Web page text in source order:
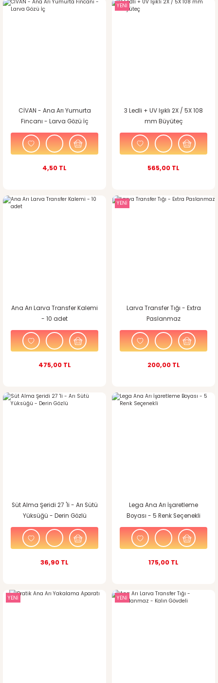
CİVAN - Ana Arı Yumurta
Fincanı - Larva Gözü İç
4,50 TL
YENİ
3 Ledli + UV Işıklı 2X / 5X 108
mm Büyüteç
565,00 TL
Ana Arı Larva Transfer Kalemi
- 10 adet
475,00 TL
YENİ
Larva Transfer Tığı - Extra
Paslanmaz
200,00 TL
Süt Alma Şeridi 27 'li - Arı Sütü
Yüksüğü - Derin Gözlü
36,90 TL
Lega Ana Arı İşaretleme
Boyası - 5 Renk Seçenekli
175,00 TL
YENİ YENİ